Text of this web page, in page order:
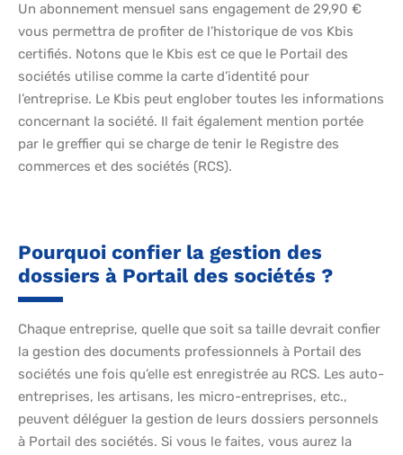
Un abonnement mensuel sans engagement de 29,90 €
vous permettra de profiter de l’historique de vos Kbis
certifiés. Notons que le Kbis est ce que le Portail des
sociétés utilise comme la carte d’identité pour
l’entreprise. Le Kbis peut englober toutes les informations
concernant la société. Il fait également mention portée
par le greffier qui se charge de tenir le Registre des
commerces et des sociétés (RCS).
Pourquoi confier la gestion des
dossiers à Portail des sociétés ?
Chaque entreprise, quelle que soit sa taille devrait confier
la gestion des documents professionnels à Portail des
sociétés une fois qu’elle est enregistrée au RCS. Les auto-
entreprises, les artisans, les micro-entreprises, etc.,
peuvent déléguer la gestion de leurs dossiers personnels
à Portail des sociétés. Si vous le faites, vous aurez la